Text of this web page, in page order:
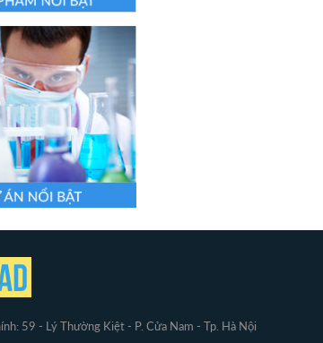
59 - Lý Thường Kiệt - P. Cửa Nam - Tp. Hà Nội